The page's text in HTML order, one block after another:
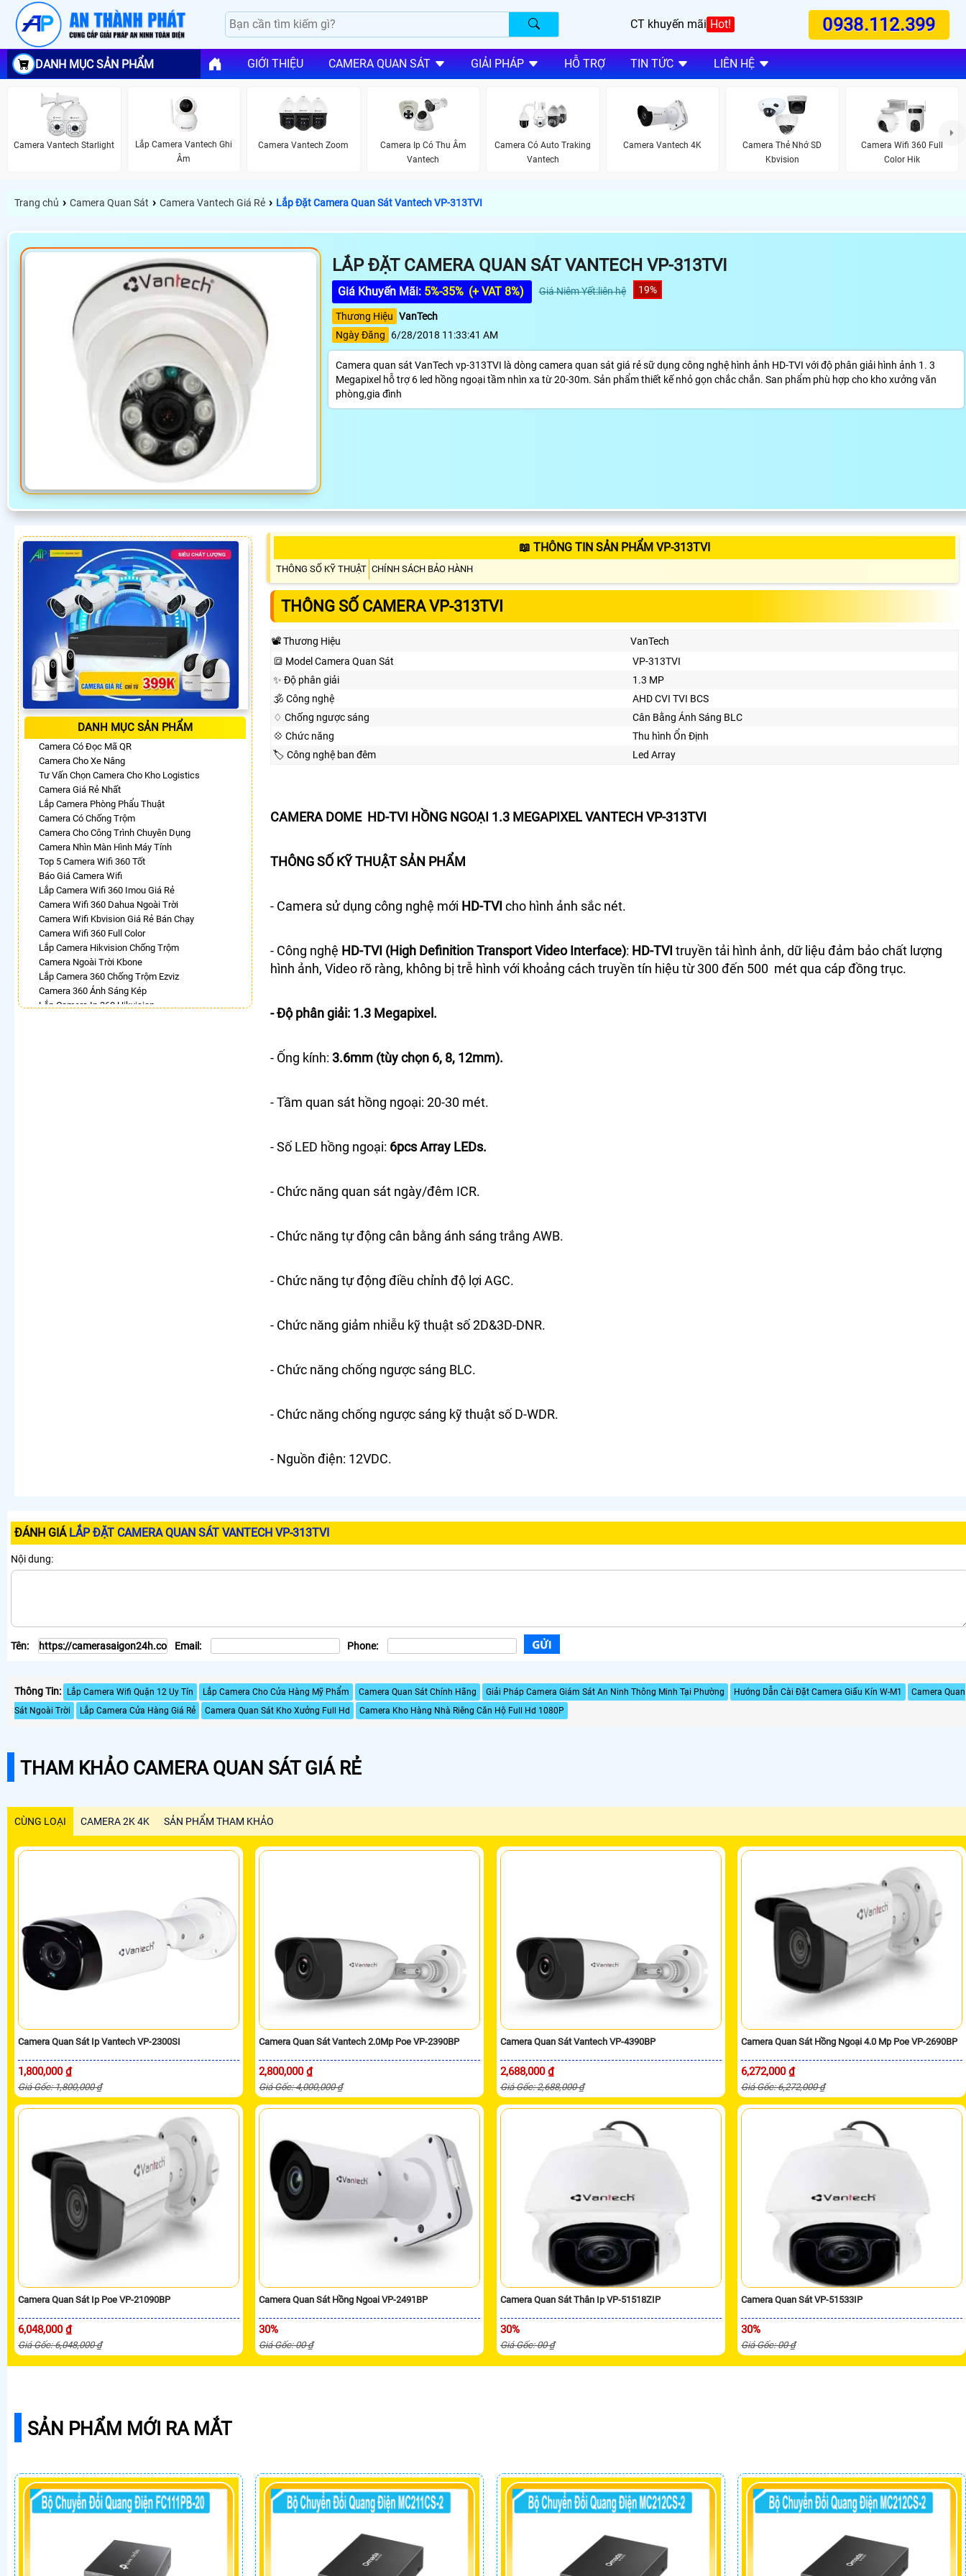
CT khuyến mãi Hot! 0938.112.399
DANH MỤC SẢN PHẨM GIỚI THIỆU CAMERA QUAN SÁT GIẢI PHÁP HỖ TRỢ TIN TỨC LIÊN HỆ
Camera Vantech Starlight
Lắp Camera Vantech Ghi
Âm
Camera Vantech Zoom
Camera Ip Có Thu Âm
Vantech
Camera Có Auto Traking
Vantech
Camera Vantech 4K
Camera Thẻ Nhớ SD
Kbvision
Camera Wifi 360 Full
Color Hik
Trang chủ › Camera Quan Sát › Camera Vantech Giá Rẻ › Lắp Đặt Camera Quan Sát Vantech VP-313TVI
LẮP ĐẶT CAMERA QUAN SÁT VANTECH VP-313TVI
Giá Khuyến Mãi: 5%-35% (+ VAT 8%) Giá Niêm Yết:liên hệ 19%
Thương Hiệu VanTech
Ngày Đăng
6/28/2018 11:33:41 AM
Camera quan sát VanTech vp-313TVI là dòng camera quan sát giá rẻ sữ dụng công nghệ hình ảnh HD-TVI với độ phân giải hình ảnh 1. 3
Megapixel hỗ trợ 6 led hồng ngoại tầm nhìn xa từ 20-30m. Sản phẩm thiết kế nhỏ gọn chắc chắn. San phẩm phù hợp cho kho xưởng văn
phòng,gia đình
DANH MỤC SẢN PHẨM
Camera Có Đọc Mã QR
Camera Cho Xe Nâng
Tư Vấn Chọn Camera Cho Kho Logistics
Camera Giá Rẻ Nhất
Lắp Camera Phòng Phẩu Thuật
Camera Có Chống Trộm
Camera Cho Công Trình Chuyên Dụng
Camera Nhìn Màn Hình Máy Tính
Top 5 Camera Wifi 360 Tốt
Báo Giá Camera Wifi
Lắp Camera Wifi 360 Imou Giá Rẻ
Camera Wifi 360 Dahua Ngoài Trời
Camera Wifi Kbvision Giá Rẻ Bán Chạy
Camera Wifi 360 Full Color
Lắp Camera Hikvision Chống Trộm
Camera Ngoài Trời Kbone
Lắp Camera 360 Chống Trộm Ezviz
Camera 360 Ánh Sáng Kép
Lắp Camera Ip 360 Hikvision
📖 THÔNG TIN SẢN PHẨM VP-313TVI
THÔNG SỐ KỸ THUẬT CHÍNH SÁCH BẢO HÀNH
THÔNG SỐ CAMERA VP-313TVI
📽 Thương Hiệu
VanTech
🔳 Model Camera Quan Sát
VP-313TVI
✨ Độ phân giải
1.3 MP
🕉️ Công nghệ
AHD CVI TVI BCS
♢ Chống ngược sáng
Cân Bằng Ánh Sáng BLC
💠 Chức năng
Thu hình Ổn Định
🏷 Công nghệ ban đêm
Led Array
CAMERA DOME HD-TVI HỒNG NGOẠI 1.3 MEGAPIXEL VANTECH VP-313TVI
THÔNG SỐ KỸ THUẬT SẢN PHẨM
- Camera sử dụng công nghệ mới HD-TVI cho hình ảnh sắc nét.
- Công nghệ HD-TVI (High Definition Transport Video Interface): HD-TVI truyền tải hình ảnh, dữ liệu đảm bảo chất lượng
hình ảnh, Video rõ ràng, không bị trễ hình với khoảng cách truyền tín hiệu từ 300 đến 500 mét qua cáp đồng trục.
- Độ phân giải: 1.3 Megapixel.
- Ống kính: 3.6mm (tùy chọn 6, 8, 12mm).
- Tầm quan sát hồng ngoại: 20-30 mét.
- Số LED hồng ngoại: 6pcs Array LEDs.
- Chức năng quan sát ngày/đêm ICR.
- Chức năng tự động cân bằng ánh sáng trắng AWB.
- Chức năng tự động điều chỉnh độ lợi AGC.
- Chức năng giảm nhiễu kỹ thuật số 2D&3D-DNR.
- Chức năng chống ngược sáng BLC.
- Chức năng chống ngược sáng kỹ thuật số D-WDR.
- Nguồn điện: 12VDC.
ĐÁNH GIÁ LẮP ĐẶT CAMERA QUAN SÁT VANTECH VP-313TVI
Nội dung:
Tên: Email: Phone:
Thông Tin: Lắp Camera Wifi Quận 12 Uy Tín Lắp Camera Cho Cửa Hàng Mỹ Phẩm Camera Quan Sát Chính Hãng Giải Pháp Camera Giám Sát An Ninh Thông Minh Tại Phường Hướng Dẫn Cài Đặt Camera Giấu Kín W-M1
Camera Quan
Sát Ngoài Trời
Lắp Camera Cửa Hàng Giá Rẻ Camera Quan Sát Kho Xưởng Full Hd Camera Kho Hàng Nhà Riêng Căn Hộ Full Hd 1080P
THAM KHẢO CAMERA QUAN SÁT GIÁ RẺ
CÙNG LOẠI CAMERA 2K 4K SẢN PHẨM THAM KHẢO
Camera Quan Sát Ip Vantech VP-2300SI
1,800,000 ₫
Giá Gốc: 1,800,000 ₫
Camera Quan Sát Vantech 2.0Mp Poe VP-2390BP
2,800,000 ₫
Giá Gốc: 4,000,000 ₫
Camera Quan Sát Vantech VP-4390BP
2,688,000 ₫
Giá Gốc: 2,688,000 ₫
Camera Quan Sát Hồng Ngoại 4.0 Mp Poe VP-2690BP
6,272,000 ₫
Giá Gốc: 6,272,000 ₫
Camera Quan Sát Ip Poe VP-21090BP
6,048,000 ₫
Giá Gốc: 6,048,000 ₫
Camera Quan Sát Hồng Ngoai VP-2491BP
30%
Giá Gốc: 00 ₫
Camera Quan Sát Thân Ip VP-51518ZIP
30%
Giá Gốc: 00 ₫
Camera Quan Sát VP-51533IP
30%
Giá Gốc: 00 ₫
SẢN PHẨM MỚI RA MẮT